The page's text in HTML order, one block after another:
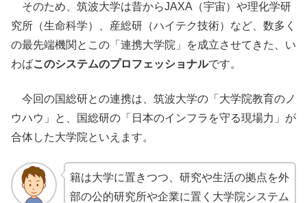
そのため、筑波大学は昔からJAXA（宇宙）や理化学研
究所（生命科学）、産総研（ハイテク技術）など、数多く
の最先端機関とこの「連携大学院」を成立させてきた、い
わばこのシステムのプロフェッショナルです。
今回の国総研との連携は、筑波大学の「大学院教育のノ
ウハウ」と、国総研の「日本のインフラを守る現場力」が
合体した大学院といえます。
籍は大学に置きつつ、研究や生活の拠点を外
部の公的研究所や企業に置く大学院システム